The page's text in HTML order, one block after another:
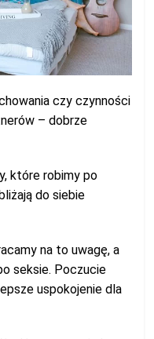
czy czynności
– dobrze
które robimy po
do siebie
na to uwagę, a
seksie. Poczucie
uspokojenie dla